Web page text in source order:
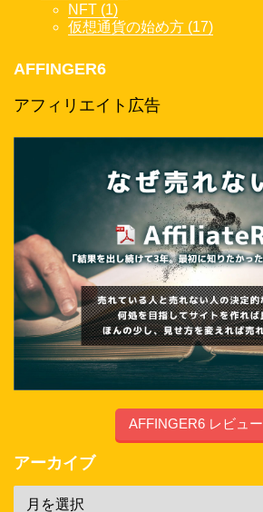
NFT (1)
仮想通貨の始め方 (17)
AFFINGER6
アフィリエイト広告
AFFINGER6 レビュー
アーカイブ